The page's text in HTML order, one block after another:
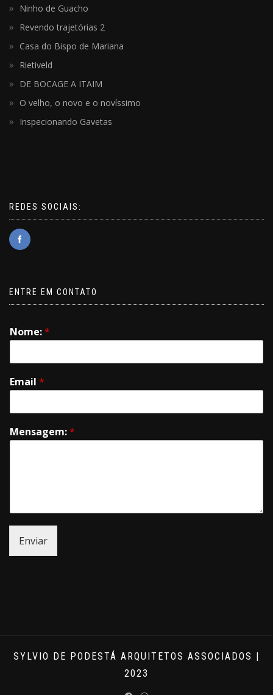
Ninho de Guacho
Revendo trajetórias 2
Casa do Bispo de Mariana
Rietiveld
DE BOCAGE A ITAIM
O velho, o novo e o novíssimo
Inspecionando Gavetas
REDES SOCIAIS:
ENTRE EM CONTATO
Nome:*
Email *
Mensagem:*
Enviar
SYLVIO DE PODESTÁ ARQUITETOS ASSOCIADOS |
2023